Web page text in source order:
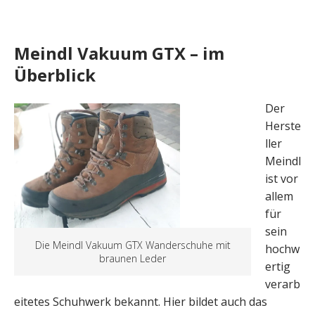
Meindl Vakuum GTX – im
Überblick
Die Meindl Vakuum GTX Wanderschuhe mit
braunen Leder
Der
Herste
ller
Meindl
ist vor
allem
für
sein
hochw
ertig
verarb
eitetes Schuhwerk bekannt. Hier bildet auch das